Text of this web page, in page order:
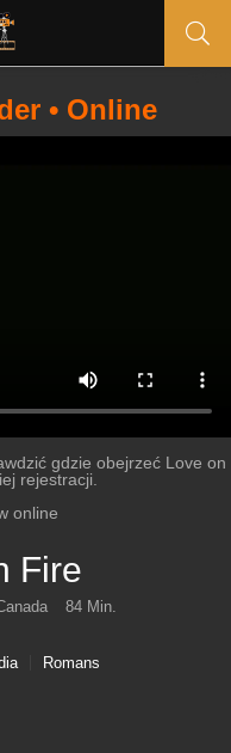
• Online
gdzie obejrzeć Love on
rejestracji.
online
Fire
84 Min.
Romans